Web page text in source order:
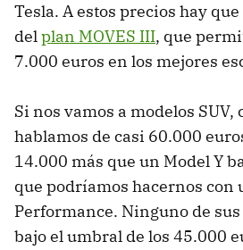
Tesla. A estos precios hay
delplan MOVES III, que
7.000 euros en los mejores
Si nos vamos a modelos SUV,
hablamos de casi 60.000
14.000 más que un Model Y
que podríamos hacernos con
Performance. Ninguno de
bajo el umbral de los 45.000